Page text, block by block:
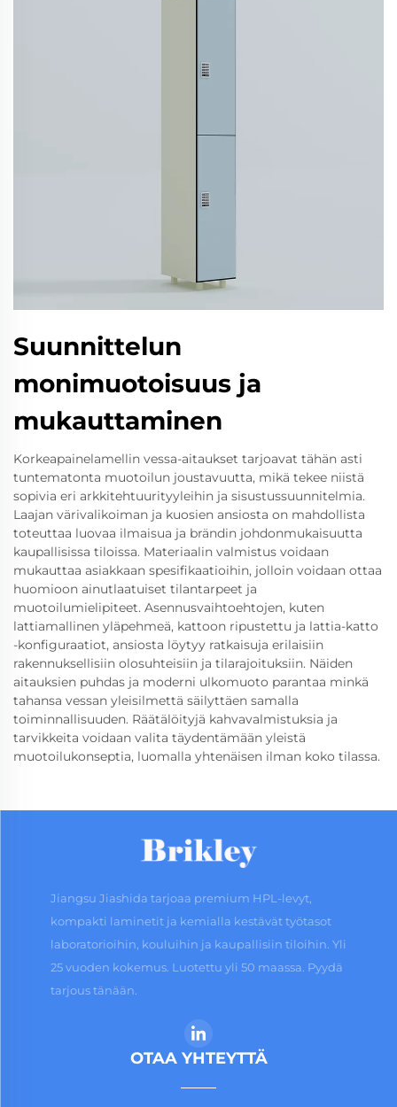
Suunnittelun
monimuotoisuus ja
mukauttaminen
Korkeapainelamellin vessa-aitaukset tarjoavat tähän asti
tuntematonta muotoilun joustavuutta, mikä tekee niistä
sopivia eri arkkitehtuurityyleihin ja sisustussuunnitelmia.
Laajan värivalikoiman ja kuosien ansiosta on mahdollista
toteuttaa luovaa ilmaisua ja brändin johdonmukaisuutta
kaupallisissa tiloissa. Materiaalin valmistus voidaan
mukauttaa asiakkaan spesifikaatioihin, jolloin voidaan ottaa
huomioon ainutlaatuiset tilantarpeet ja
muotoilumielipiteet. Asennusvaihtoehtojen, kuten
lattiamallinen yläpehmeä, kattoon ripustettu ja lattia-katto
-konfiguraatiot, ansiosta löytyy ratkaisuja erilaisiin
rakennuksellisiin olosuhteisiin ja tilarajoituksiin. Näiden
aitauksien puhdas ja moderni ulkomuoto parantaa minkä
tahansa vessan yleisilmettä säilyttäen samalla
toiminnallisuuden. Räätälöityjä kahvavalmistuksia ja
tarvikkeita voidaan valita täydentämään yleistä
muotoilukonseptia, luomalla yhtenäisen ilman koko tilassa.
Jiangsu Jiashida tarjoaa premium HPL-levyt,
kompakti laminetit ja kemialla kestävät työtasot
laboratorioihin, kouluihin ja kaupallisiin tiloihin. Yli
25 vuoden kokemus. Luotettu yli 50 maassa. Pyydä
tarjous tänään.
OTAA YHTEYTTÄ